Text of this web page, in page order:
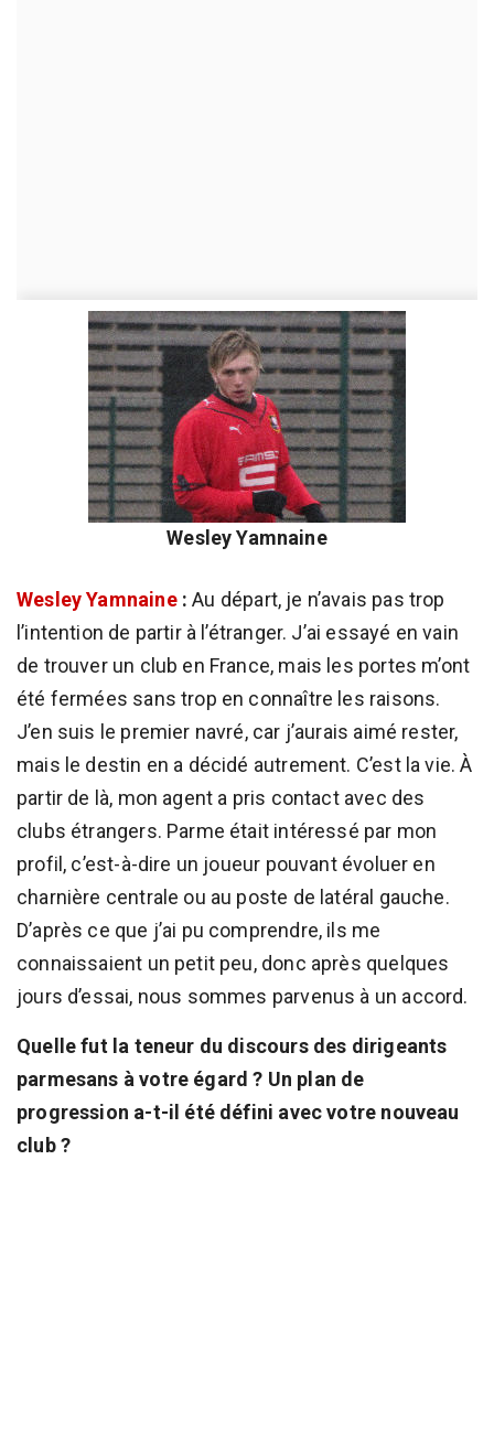
Wesley Yamnaine
Wesley Yamnaine: Au départ, je n’avais pas trop
l’intention de partir à l’étranger. J’ai essayé en vain
de trouver un club en France, mais les portes m’ont
été fermées sans trop en connaître les raisons.
J’en suis le premier navré, car j’aurais aimé rester,
mais le destin en a décidé autrement. C’est la vie. À
partir de là, mon agent a pris contact avec des
clubs étrangers. Parme était intéressé par mon
profil, c’est-à-dire un joueur pouvant évoluer en
charnière centrale ou au poste de latéral gauche.
D’après ce que j’ai pu comprendre, ils me
connaissaient un petit peu, donc après quelques
jours d’essai, nous sommes parvenus à un accord.
Quelle fut la teneur du discours des dirigeants
parmesans à votre égard ? Un plan de
progression a-t-il été défini avec votre nouveau
club ?